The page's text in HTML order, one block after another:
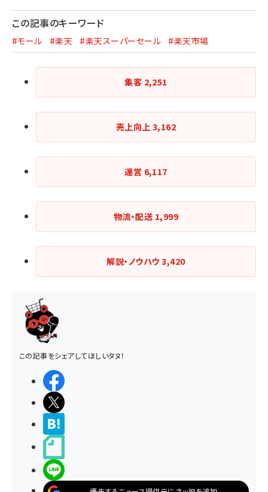
この記事のキーワード
#モール #楽天 #楽天スーパーセール #楽天市場
集客 2,251
売上向上 3,162
運営 6,117
物流・配送 1,999
解説・ノウハウ3,420
この記事をシェアしてほしいタヌ！